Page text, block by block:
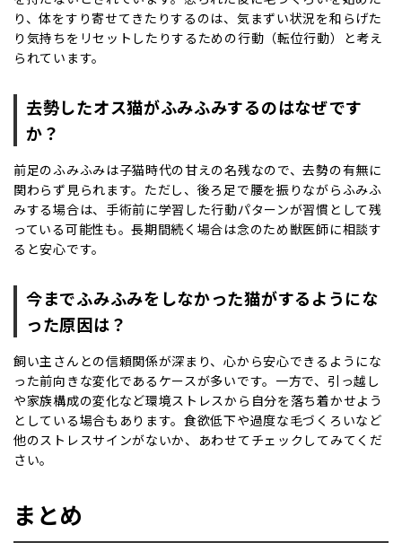
り、体をすり寄せてきたりするのは、気まずい状況を和らげた
り気持ちをリセットしたりするための行動（転位行動）と考え
られています。
去勢したオス猫がふみふみするのはなぜです
か？
前足のふみふみは子猫時代の甘えの名残なので、去勢の有無に
関わらず見られます。ただし、後ろ足で腰を振りながらふみふ
みする場合は、手術前に学習した行動パターンが習慣として残
っている可能性も。長期間続く場合は念のため獣医師に相談す
ると安心です。
今までふみふみをしなかった猫がするようにな
った原因は？
飼い主さんとの信頼関係が深まり、心から安心できるようにな
った前向きな変化であるケースが多いです。一方で、引っ越し
や家族構成の変化など環境ストレスから自分を落ち着かせよう
としている場合もあります。食欲低下や過度な毛づくろいなど
他のストレスサインがないか、あわせてチェックしてみてくだ
さい。
まとめ